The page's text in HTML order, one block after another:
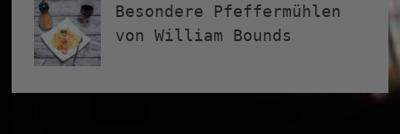
Besondere Pfeffermühlen
von William Bounds